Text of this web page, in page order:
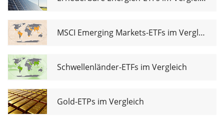
MSCI Emerging Markets-ETFs im Vergleich
Schwellenländer-ETFs im Vergleich
Gold-ETPs im Vergleich